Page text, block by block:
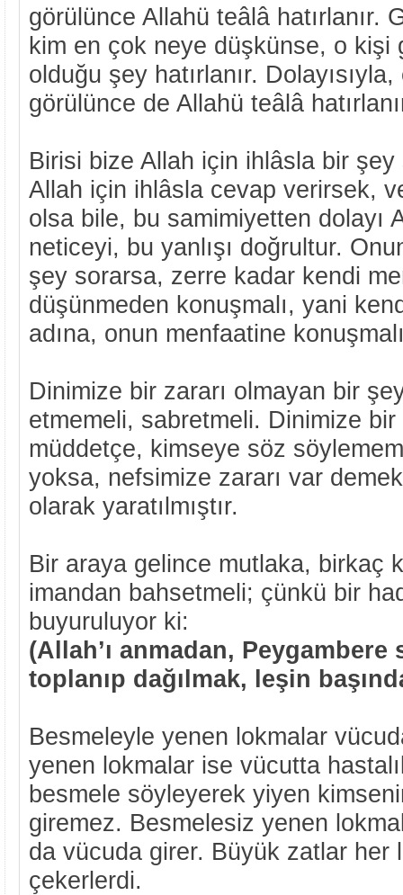
görülünce Allahü teâlâ hatırlanır.
kim en çok neye düşkünse, o kişi
olduğu şey hatırlanır.
görülünce de Allahü teâlâ
Birisi bize Allah için ihlâsla bir
Allah için ihlâsla cevap verirsek,
olsa bile, bu samimiyetten dolayı
neticeyi, bu yanlışı doğrultur.
şey sorarsa, zerre kadar kendi
düşünmeden konuşmalı, yani
adına, onun menfaatine
Dinimize bir zararı olmayan bir
etmemeli, sabretmeli. Dinimize bir
müddetçe, kimseye söz
yoksa, nefsimize zararı var
olarak yaratılmıştır.
Bir araya gelince mutlaka, birkaç
imandan bahsetmeli; çünkü bir
buyuruluyor ki:
(Allah’ı anmadan,
toplanıp dağılmak, leşin
Besmeleyle yenen lokmalar
yenen lokmalar ise vücutta
besmele söyleyerek yiyen
giremez. Besmelesiz yenen
da vücuda girer. Büyük zatlar her
çekerlerdi.